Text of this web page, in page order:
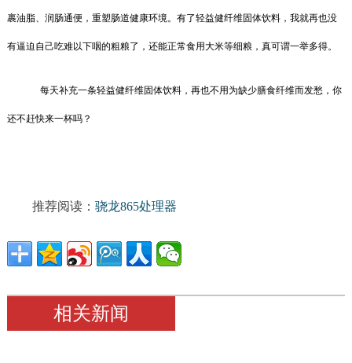
裹油脂、润肠通便，重塑肠道健康环境。有了轻益健纤维固体饮料，我就再也没
有逼迫自己吃难以下咽的粗粮了，还能正常食用大米等细粮，真可谓一举多得。
每天补充一条轻益健纤维固体饮料，再也不用为缺少膳食纤维而发愁，你
还不赶快来一杯吗？
推荐阅读： 骁龙865处理器
相关新闻